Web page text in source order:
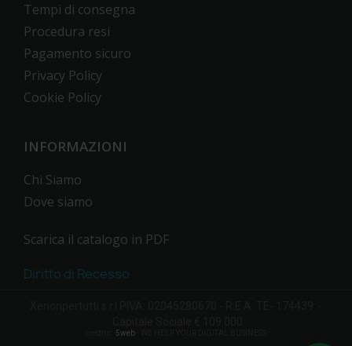
Tempi di consegna
Procedura resi
Pagamento sicuro
Privacy Policy
Cookie Policy
INFORMAZIONI
Chi Siamo
Dove siamo
Scarica il catalogo in PDF
Diritto di Recesso
5web